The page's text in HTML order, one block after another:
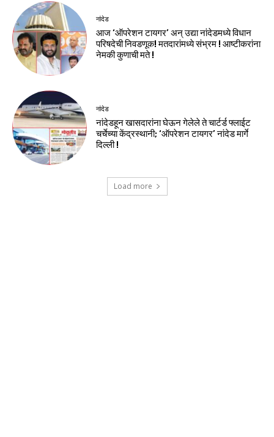
नांदेड
आज ‘ऑपरेशन टायगर’ अन् उद्या नांदेडमध्ये विधान
परिषदेची निवडणूक! मतदारांमध्ये संभ्रम ! आष्टीकरांना
नेमकी कुणाची मते !
नांदेड
नांदेडहून खासदारांना घेऊन गेलेले ते चार्टर्ड फ्लाईट
चर्चेच्या केंद्रस्थानी; ‘ऑपरेशन टायगर’ नांदेड मार्गे
दिल्ली !
Load more